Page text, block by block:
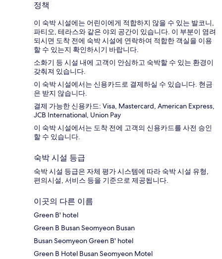
정책
이 숙박 시설에는 어린이에게 적합하지 않을 수 있는 발코니,
파티오, 테라스와 같은 야외 공간이 있습니다. 이 부분이 염려
되시면 도착 전에 숙박 시설에 연락하여 적합한 객실을 이용
할 수 있는지 확인하시기 바랍니다.
소화기 등 시설 내에 고객이 안심하고 숙박할 수 있는 환경이
갖춰져 있습니다.
이 숙박 시설에서는 신용카드로 결제하실 수 있습니다. 현금
은 받지 않습니다.
결제 가능한 신용카드: Visa, Mastercard, American Express,
JCB International, Union Pay
이 숙박 시설에서는 도착 전에 고객의 신용카드를 사전 승인
할 수 있습니다.
숙박 시설 등급
숙박 시설 등급은 자체 평가 시스템에 따라 숙박 시설 유형,
편의시설, 서비스 등을 기준으로 제공됩니다.
이곳의 다른 이름
Green B' hotel
Green B Busan Seomyeon Busan
Busan Seomyeon Green B' hotel
Green B Hotel Busan Seomyeon Motel